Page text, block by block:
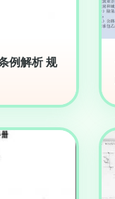
例解析 规